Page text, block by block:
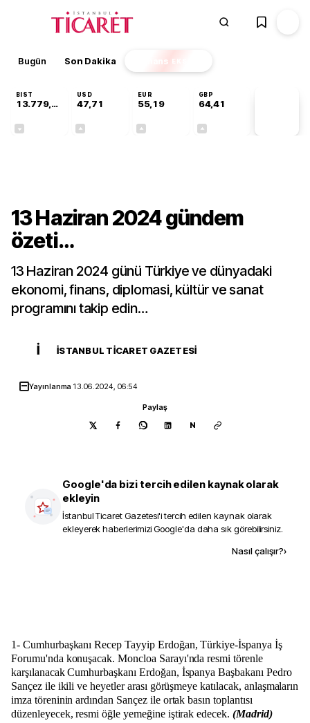
Bugün Son Dakika Finans EKSTRA
BIST
13.779,39
USD
47,71
EUR
55,19
GBP
64,41
13 Haziran 2024 gündem
özeti…
13 Haziran 2024 günü Türkiye ve dünyadaki
ekonomi, finans, diplomasi, kültür ve sanat
programını takip edin…
İ İSTANBUL TICARET GAZETESI
Yayınlanma 13.06.2024, 06:54
Paylaş
N
Google'da bizi tercih edilen kaynak olarak
ekleyin
İstanbul Ticaret Gazetesi'i tercih edilen kaynak olarak
ekleyerek haberlerimizi Google'da daha sık görebilirsiniz.
Nasıl çalışır?›
1- Cumhurbaşkanı Recep Tayyip Erdoğan, Türkiye-İspanya İş
Forumu'nda konuşacak. Moncloa Sarayı'nda resmi törenle
karşılanacak Cumhurbaşkanı Erdoğan, İspanya Başbakanı Pedro
Sançez ile ikili ve heyetler arası görüşmeye katılacak, anlaşmaların
imza töreninin ardından Sançez ile ortak basın toplantısı
düzenleyecek, resmi öğle yemeğine iştirak edecek.(Madrid)